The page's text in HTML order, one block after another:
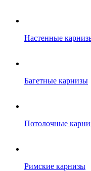
Настенные
Багетные карнизы
Потолочные
Римские карнизы